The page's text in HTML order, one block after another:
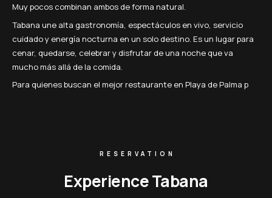
Muy pocos combinan ambos de forma natural.
Tabana une alta gastronomía, espectáculos en vivo, servicio
cuidado y energía nocturna en un solo destino. Es un lugar para
cenar, quedarse, celebrar y disfrutar de una noche que va
mucho más allá de la comida.
Para quienes buscan el mejor restaurante en Playa de Palma p
RESERVATION
Experience Tabana